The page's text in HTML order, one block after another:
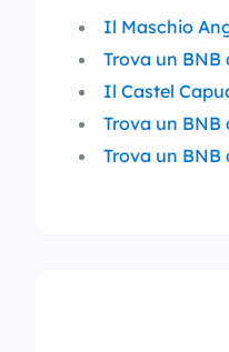
Il Maschio
Trova un BNB
Il Castel
Trova un BNB
Trova un